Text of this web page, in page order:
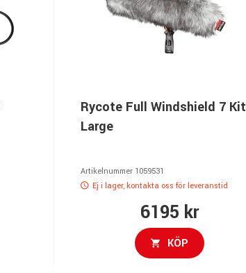
Rycote Full Windshield 7 Kit
Large
Artikelnummer 1059531
Ej i lager, kontakta oss för leveranstid
6195 kr
KÖP